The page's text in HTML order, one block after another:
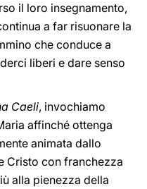
il loro insegnamento,
a far risuonare la
che conduce a
liberi e dare senso
Caeli, invochiamo
affinché ottenga
animata dallo
Cristo con franchezza
alla pienezza della